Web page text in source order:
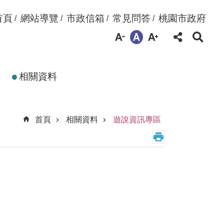
頁 網站導覽 市政信箱 常見問答 桃園市政府
相關資料
首頁
相關資料 遊說資訊專區